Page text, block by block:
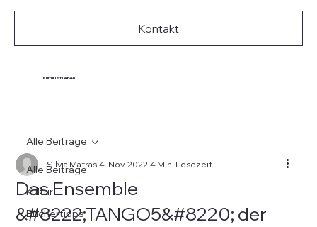
Kultur ist Leben
Kontakt
Alle Beiträge
Kultur
Büchertipps
Alle Beiträge
Das Ensemble
&#8222;TANGO5&#8220; der
Silvia Matras 4. Nov. 2022 4 Min. Lesezeit